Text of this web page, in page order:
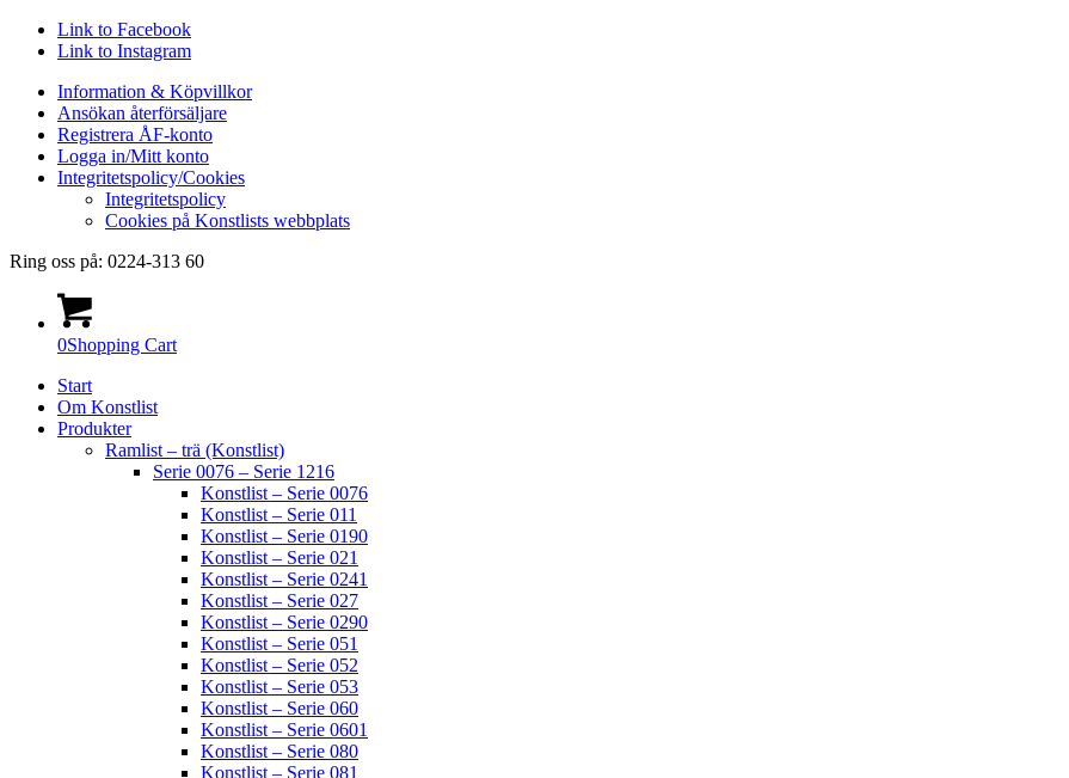
Link to Facebook
Link to Instagram
Information & Köpvillkor
Ansökan återförsäljare
Registrera ÅF-konto
Logga in/Mitt konto
Integritetspolicy/Cookies
Integritetspolicy
Cookies på Konstlists webbplats
Ring oss på: 0224-313 60
0Shopping Cart
Start
Om Konstlist
Produkter
Ramlist – trä (Konstlist)
Serie 0076 – Serie 1216
Konstlist – Serie 0076
Konstlist – Serie 011
Konstlist – Serie 0190
Konstlist – Serie 021
Konstlist – Serie 0241
Konstlist – Serie 027
Konstlist – Serie 0290
Konstlist – Serie 051
Konstlist – Serie 052
Konstlist – Serie 053
Konstlist – Serie 060
Konstlist – Serie 0601
Konstlist – Serie 080
Konstlist – Serie 081